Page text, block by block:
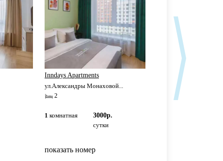
Inndays Apartments
ул.Александры Монаховой...
2
1 комнатная
3000р.
сутки
показать номер
Inndays Apartments
ул.Александры